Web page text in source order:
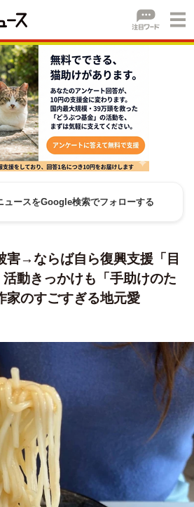
ュースをGoogle検索でフォローする
害→ならば自ら復興支援「目
動きっかけも「手助けのた
のすごすぎる地元愛